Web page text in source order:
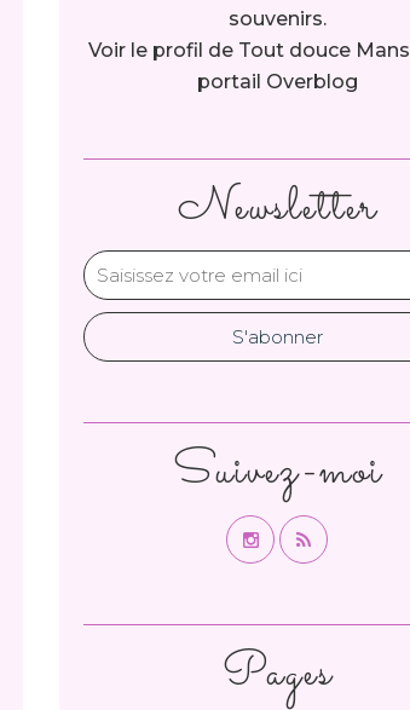
Newsletter
Pages
souvenirs.
Voir le profil de Tout douce Mans
portail Overblog
Suivez-moi